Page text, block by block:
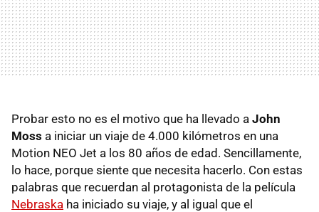
Probar esto no es el motivo que ha llevado a John
Moss a iniciar un viaje de 4.000 kilómetros en una
Motion NEO Jet a los 80 años de edad. Sencillamente,
lo hace, porque siente que necesita hacerlo. Con estas
palabras que recuerdan al protagonista de la película
Nebraska ha iniciado su viaje, y al igual que el